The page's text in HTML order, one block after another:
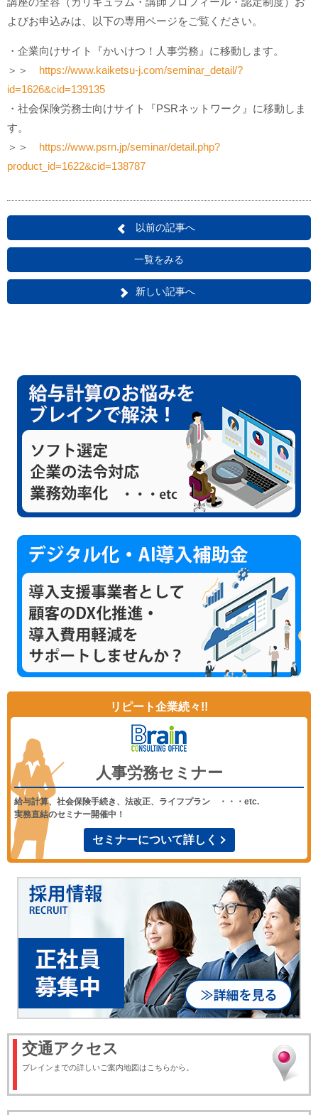
よびお申込みは、以下の専用ページをご覧ください。
・企業向けサイト『かいけつ！人事労務』に移動します。
＞＞ https://www.kaiketsu-j.com/seminar_detail/?
id=1626&cid=139135
・社会保険労務士向けサイト『PSRネットワーク』に移動しま
す。
＞＞ https://www.psrn.jp/seminar/detail.php?
product_id=1622&cid=138787
以前の記事へ
一覧をみる
新しい記事へ
リピート企業続々!!
人事労務セミナー
給与計算、社会保険手続き、法改正、ライフプラン ・・・etc.
実務直結のセミナー開催中！
セミナーについて詳しく
交通アクセス
ブレインまでの詳しいご案内地図はこちらから。